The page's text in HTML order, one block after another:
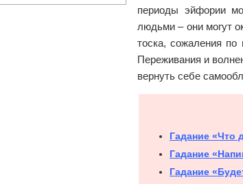
периоды эйфории
людьми – они могут
тоска, сожаления по
Переживания и
вернуть себе
Гадание «Что
Гадание
Гадание